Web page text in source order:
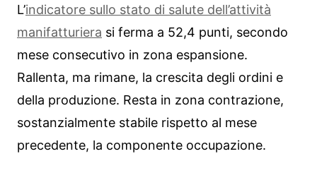
L’indicatore sullo stato di salute dell’attività
manifatturiera si ferma a 52,4 punti, secondo
mese consecutivo in zona espansione.
Rallenta, ma rimane, la crescita degli ordini e
della produzione. Resta in zona contrazione,
sostanzialmente stabile rispetto al mese
precedente, la componente occupazione.